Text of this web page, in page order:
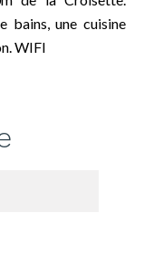
bains, une cuisine
WIFI